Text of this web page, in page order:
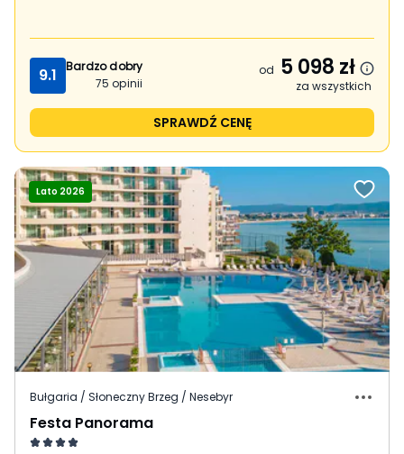
9.1
Bardzo dobry
75 opinii
od 5 098 zł
za wszystkich
SPRAWDŹ CENĘ
Lato 2026
Bułgaria / Słoneczny Brzeg / Nesebyr
Festa Panorama